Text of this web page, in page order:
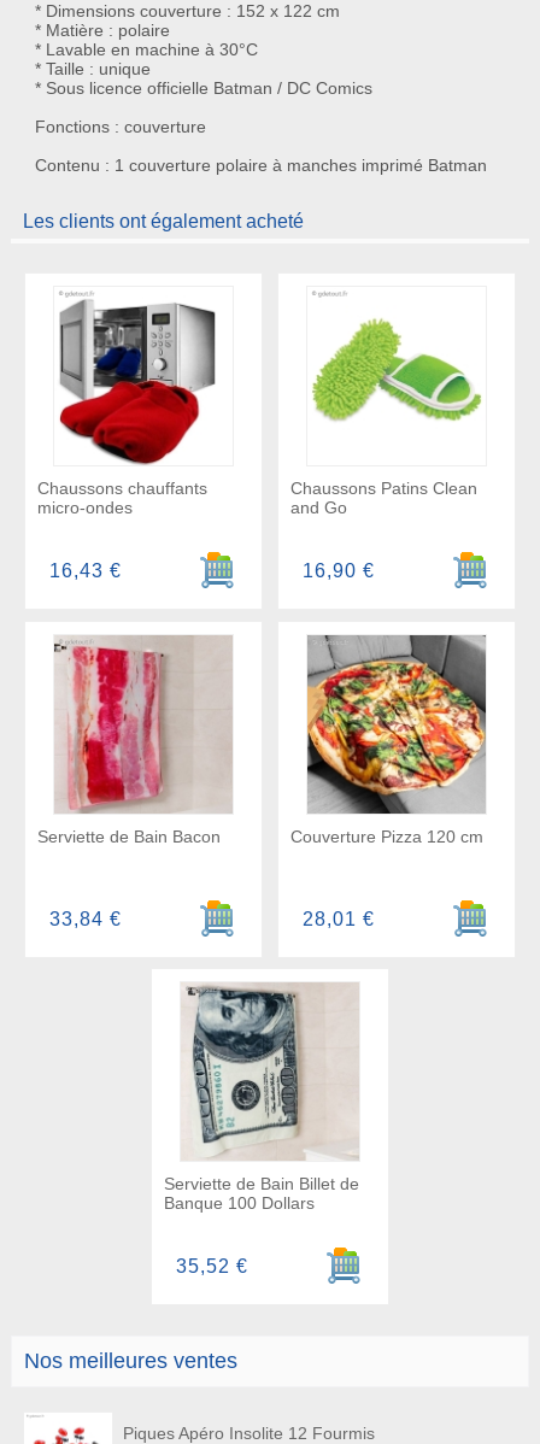
Nos meilleures ventes
Piques Apéro Insolite 12 Fourmis
* Dimensions couverture : 152 x 122 cm
* Matière : polaire
* Lavable en machine à 30°C
* Taille : unique
* Sous licence officielle Batman / DC Comics
Fonctions : couverture
Contenu : 1 couverture polaire à manches imprimé Batman
Les clients ont également acheté
Chaussons chauffants
micro-ondes
Ajouter au panier
16,43 €
Chaussons Patins Clean
and Go
Ajouter
16,90 €
Serviette de Bain Bacon
Ajouter au panier
33,84 €
Couverture Pizza 120 cm
Ajouter
28,01 €
Serviette de Bain Billet de
Banque 100 Dollars
Ajouter au panier
35,52 €